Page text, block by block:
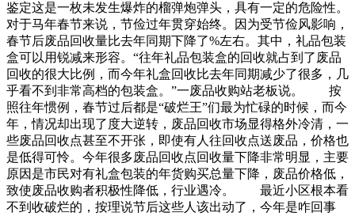
鉴定这是一枚未发生爆炸的榴弹炮弹头，具有一定的危险性。
对于马年春节来说，节俭过年贯穿始终。因为受节俭风影响，
春节后废品回收量比去年同期下降了%左右。其中，礼品包装
盒可以用锐减来形容。“往年礼品包装盒的回收就占到了废品
回收的很大比例，而今年礼盒回收比去年同期减少了很多，几
乎看不到非常高档的包装盒。”一废品收购站老板说。 按
照往年惯例，春节过后都是“破烂王”们最为忙碌的时候，而今
年，情况却出现了度大逆转，废品回收市场显得格外冷清，一
些废品回收点甚至不开张，即使有人往回收点送废品，价格也
是低得可怜。今年很多废品回收点回收量下降非常明显，主要
原因是市民对有礼盒包装的年货购买总量下降，废品价格低，
致使废品收购者积极性降低，行业遇冷。 最近小区根本看
不到收破烂的，按理说节后这些人该出动了，今年是咋回事